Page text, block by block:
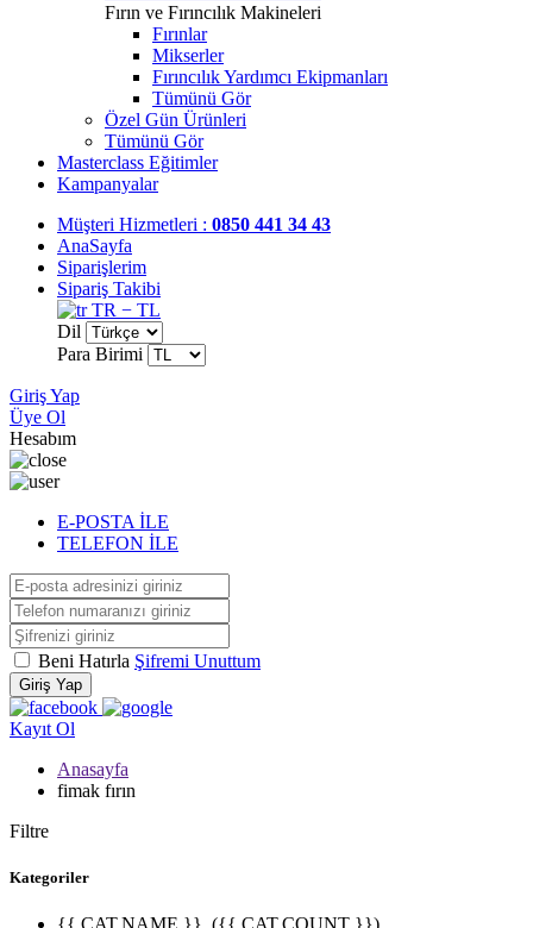
Fırın ve Fırıncılık Makineleri
Fırınlar
Mikserler
Fırıncılık Yardımcı Ekipmanları
Tümünü Gör
Özel Gün Ürünleri
Tümünü Gör
Masterclass Eğitimler
Kampanyalar
Müşteri Hizmetleri : 0850 441 34 43
AnaSayfa
Siparişlerim
Sipariş Takibi
TR − TL
Dil
Para Birimi
Giriş Yap
Üye Ol
Hesabım
E-POSTA İLE
TELEFON İLE
Beni Hatırla Şifremi Unuttum
Giriş Yap
Kayıt Ol
Anasayfa
fimak fırın
Filtre
Kategoriler